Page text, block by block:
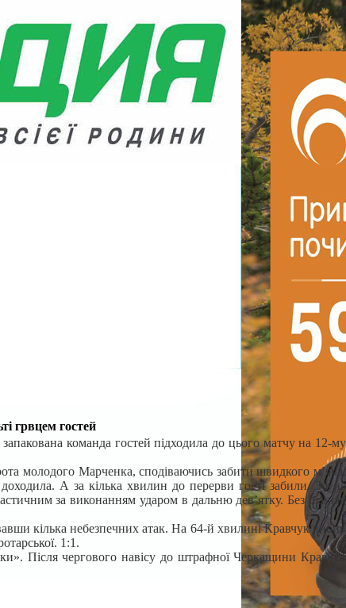
грвцем гостей
команда гостей підходила до цього матчу на 12-му
молодого Марченка, сподіваючись забити швидкого м’яча.
А за кілька хвилин до перерви гості забили. Збунь
за виконанням ударом в дальню дев’ятку. Без шансів
кілька небезпечних атак. На 64-й хвилині Кравчук вибив
1:1.
Після чергового навісу до штрафної Черкащини Кравчук